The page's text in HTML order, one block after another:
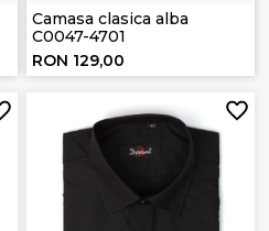
Camasa clasica alba
C0047-4701
RON 129,00